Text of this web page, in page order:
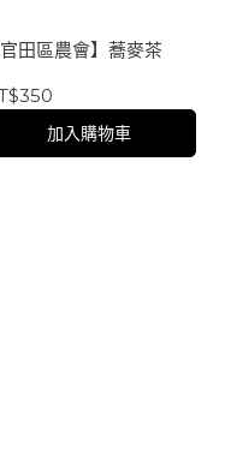
官田區農會】蕎麥茶
加入購物車